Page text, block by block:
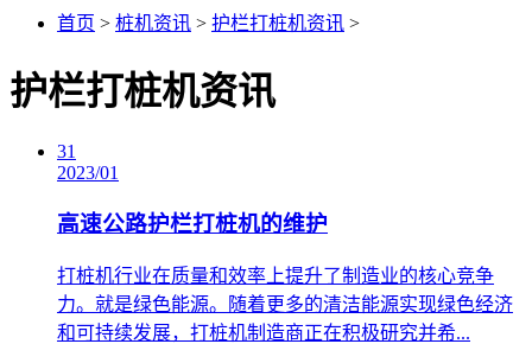
首页 > 桩机资讯 > 护栏打桩机资讯 >
护栏打桩机资讯
31
2023/01
高速公路护栏打桩机的维护
​打桩机行业在质量和效率上提升了制造业的核心竞争
力。就是绿色能源。随着更多的清洁能源实现绿色经济
和可持续发展，打桩机制造商正在积极研究并希...